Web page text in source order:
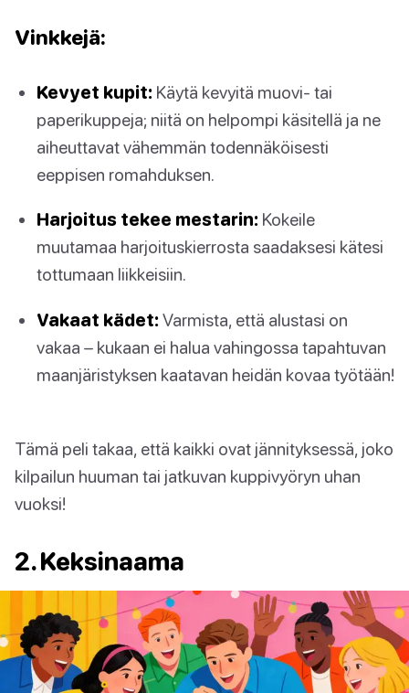
Vinkkejä:
Kevyet kupit: Käytä kevyitä muovi- tai
paperikuppeja; niitä on helpompi käsitellä ja ne
aiheuttavat vähemmän todennäköisesti
eeppisen romahduksen.
Harjoitus tekee mestarin: Kokeile
muutamaa harjoituskierrosta saadaksesi kätesi
tottumaan liikkeisiin.
Vakaat kädet: Varmista, että alustasi on
vakaa – kukaan ei halua vahingossa tapahtuvan
maanjäristyksen kaatavan heidän kovaa työtään!
Tämä peli takaa, että kaikki ovat jännityksessä, joko
kilpailun huuman tai jatkuvan kuppivyöryn uhan
vuoksi!
2. Keksinaama